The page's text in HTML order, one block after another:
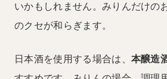
いかもしれません。みりんだけの
のクセが和らぎます。
日本酒を使用する場合は、 本醸造